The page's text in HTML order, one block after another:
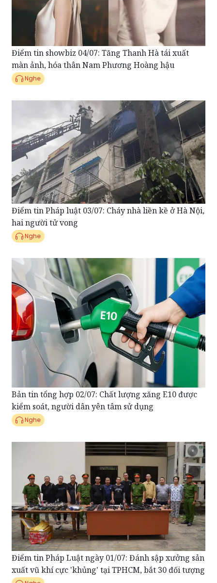
Điểm tin showbiz 04/07: Tăng Thanh Hà tái xuất
màn ảnh, hóa thân Nam Phương Hoàng hậu
Nghe
Điểm tin Pháp luật 03/07: Cháy nhà liền kề ở Hà Nội,
hai người tử vong
Nghe
Bản tin tổng hợp 02/07: Chất lượng xăng E10 được
kiểm soát, người dân yên tâm sử dụng
Nghe
Điểm tin Pháp Luật ngày 01/07: Đánh sập xưởng sản
xuất vũ khí cực 'khủng' tại TPHCM, bắt 30 đối tượng
Nghe